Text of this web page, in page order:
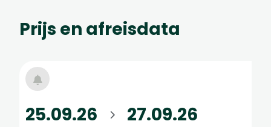
Prijs en afreisdata
25.09.26 27.09.26